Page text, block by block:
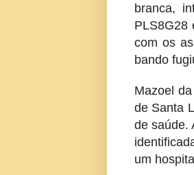
branca,
PLS8G28
com os
bando
Mazoel
de Santa
de saúde.
um